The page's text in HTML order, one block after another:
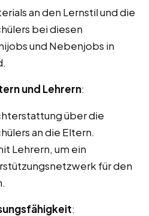
an den Lernstil und die
bei diesen
und Nebenjobs in
und Lehrern:
über die
an die Eltern.
Lehrern, um ein
für den
: